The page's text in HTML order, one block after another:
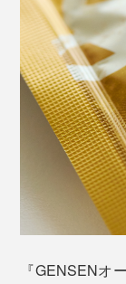
本品は、この
くすりつぶし
普通なら裏漉
ブ食感を楽し
工をしてパウ
『GENSENオ